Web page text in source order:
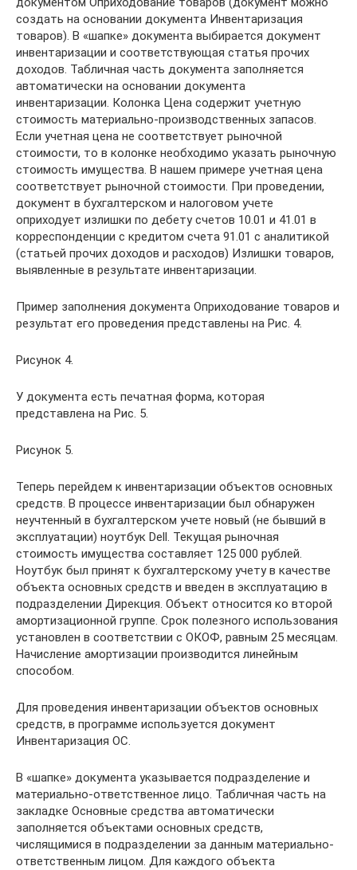
создать на основании документа Инвентаризация
товаров). В «шапке» документа выбирается документ
инвентаризации и соответствующая статья прочих
доходов. Табличная часть документа заполняется
автоматически на основании документа
инвентаризации. Колонка Цена содержит учетную
стоимость материально-производственных запасов.
Если учетная цена не соответствует рыночной
стоимости, то в колонке необходимо указать рыночную
стоимость имущества. В нашем примере учетная цена
соответствует рыночной стоимости. При проведении,
документ в бухгалтерском и налоговом учете
оприходует излишки по дебету счетов 10.01 и 41.01 в
корреспонденции с кредитом счета 91.01 с аналитикой
(статьей прочих доходов и расходов) Излишки товаров,
выявленные в результате инвентаризации.
Пример заполнения документа Оприходование товаров и
результат его проведения представлены на Рис. 4.
Рисунок 4.
У документа есть печатная форма, которая
представлена на Рис. 5.
Рисунок 5.
Теперь перейдем к инвентаризации объектов основных
средств. В процессе инвентаризации был обнаружен
неучтенный в бухгалтерском учете новый (не бывший в
эксплуатации) ноутбук Dell. Текущая рыночная
стоимость имущества составляет 125 000 рублей.
Ноутбук был принят к бухгалтерскому учету в качестве
объекта основных средств и введен в эксплуатацию в
подразделении Дирекция. Объект относится ко второй
амортизационной группе. Срок полезного использования
установлен в соответствии с ОКОФ, равным 25 месяцам.
Начисление амортизации производится линейным
способом.
Для проведения инвентаризации объектов основных
средств, в программе используется документ
Инвентаризация ОС.
В «шапке» документа указывается подразделение и
материально-ответственное лицо. Табличная часть на
закладке Основные средства автоматически
заполняется объектами основных средств,
числящимися в подразделении за данным материально-
ответственным лицом. Для каждого объекта